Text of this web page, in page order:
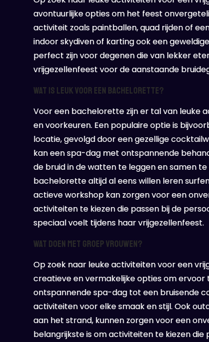
avontuurlijke opties om het feest
activiteit zoals paintballen, quad rijden of
indoor skydiven of karting ook een
perfect zijn voor degenen die van lekker
vrijgezellenfeest voor de aanstaande
Wat is leuk voor een Bachelorette?
Voor een bachelorette zijn er tal van leuke
en voorkeuren. Een populaire optie is
locatie, gevolgd door een gezellige
kan een spa-dag met ontspannende
de bruid in de watten te leggen en samen
bachelorette altijd al eens willen leren
actieve workshop kan zorgen voor een
activiteiten te kiezen die passen bij de
speciaal voelt tijdens haar vrijgezellenfeest.
Wat doen met groep vrouwen?
Op zoek naar leuke activiteiten voor een
creatieve en vermakelijke opties om
ontspannende spa-dag tot een bruisende
activiteiten voor elke smaak en stijl. Ook
aan het strand, kunnen zorgen voor een
belangrijkste is om activiteiten te kiezen die